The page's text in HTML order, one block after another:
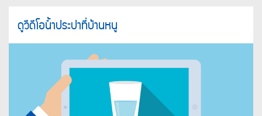
ดูวีดีโอน้ำประปาที่บ้านหนู